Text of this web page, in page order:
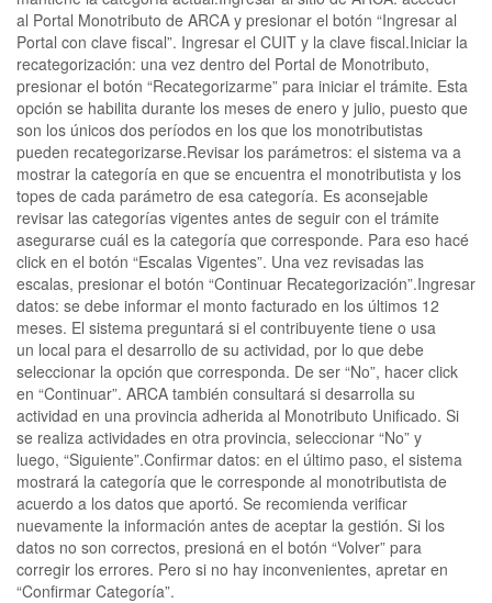
al Portal Monotributo de ARCA y presionar el botón “Ingresar al
Portal con clave fiscal”. Ingresar el CUIT y la clave fiscal.Iniciar la
recategorización: una vez dentro del Portal de Monotributo,
presionar el botón “Recategorizarme” para iniciar el trámite. Esta
opción se habilita durante los meses de enero y julio, puesto que
son los únicos dos períodos en los que los monotributistas
pueden recategorizarse.Revisar los parámetros: el sistema va a
mostrar la categoría en que se encuentra el monotributista y los
topes de cada parámetro de esa categoría. Es aconsejable
revisar las categorías vigentes antes de seguir con el trámite
asegurarse cuál es la categoría que corresponde. Para eso hacé
click en el botón “Escalas Vigentes”. Una vez revisadas las
escalas, presionar el botón “Continuar Recategorización”.Ingresar
datos: se debe informar el monto facturado en los últimos 12
meses. El sistema preguntará si el contribuyente tiene o usa
un local para el desarrollo de su actividad, por lo que debe
seleccionar la opción que corresponda. De ser “No”, hacer click
en “Continuar”. ARCA también consultará si desarrolla su
actividad en una provincia adherida al Monotributo Unificado. Si
se realiza actividades en otra provincia, seleccionar “No” y
luego, “Siguiente”.Confirmar datos: en el último paso, el sistema
mostrará la categoría que le corresponde al monotributista de
acuerdo a los datos que aportó. Se recomienda verificar
nuevamente la información antes de aceptar la gestión. Si los
datos no son correctos, presioná en el botón “Volver” para
corregir los errores. Pero si no hay inconvenientes, apretar en
“Confirmar Categoría”.